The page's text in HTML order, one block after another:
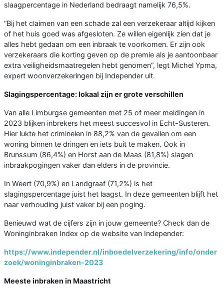
slaagpercentage in Nederland bedraagt namelijk 76,5%.
“Bij het claimen van een schade zal een verzekeraar altijd kijken
of het huis goed was afgesloten. Ze willen eigenlijk zien dat je
alles hebt gedaan om een inbraak te voorkomen. Er zijn ook
verzekeraars die korting geven op de premie als je aantoonbaar
extra veiligheidsmaatregelen hebt genomen”, legt Michel Ypma,
expert woonverzekeringen bij Independer uit.
Slagingspercentage: lokaal zijn er grote verschillen
Van alle Limburgse gemeenten met 25 of meer meldingen in
2023 blijken inbrekers het meest succesvol in Echt-Susteren.
Hier lukte het criminelen in 88,2% van de gevallen om een
woning binnen te dringen en iets buit te maken. Ook in
Brunssum (86,4%) en Horst aan de Maas (81,8%) slagen
inbraakpogingen vaker dan elders in de provincie.
In Weert (70,9%) en Landgraaf (71,2%) is het
slagingspercentage juist het laagst. In deze gemeenten blijft het
naar verhouding juist vaker bij een poging.
Benieuwd wat de cijfers zijn in jouw gemeente? Check dan de
Woninginbraken Index op de website van Independer:
https://www.independer.nl/inboedelverzekering/info/onder
zoek/woninginbraken-2023
Meeste inbraken in Maastricht